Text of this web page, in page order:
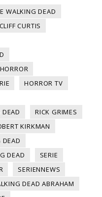
WALKING DEAD
CLIFF CURTIS
HORROR
HORROR TV
RICK GRIMES
KIRKMAN
DEAD
DEAD
SERIE
SERIENNEWS
DEAD ABRAHAM